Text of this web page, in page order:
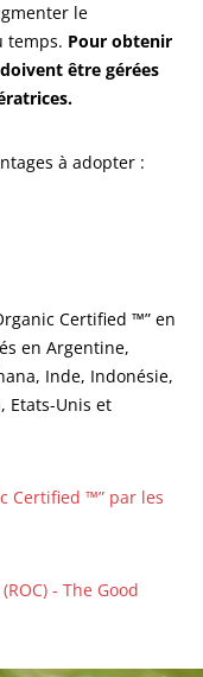
le
temps. Pour obtenir
être gérées
à adopter :
Certified ™” en
en Argentine,
Inde, Indonésie,
Etats-Unis et
Certified ™” par les
- The Good